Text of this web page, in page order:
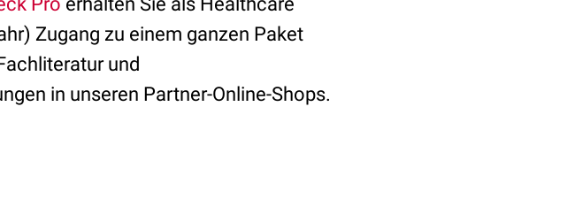
Zugang zu einem ganzen Paket
und
in unseren Partner-Online-Shops.